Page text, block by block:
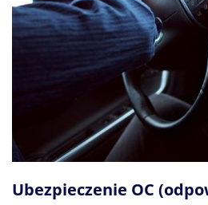
Ubezpieczenie OC